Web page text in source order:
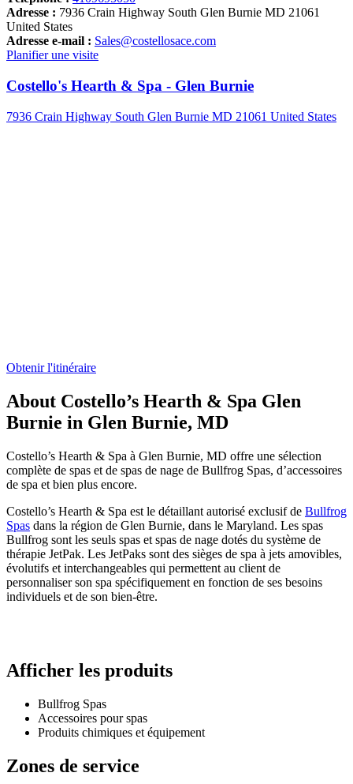
Adresse : 7936 Crain Highway South Glen Burnie MD 21061
United States
Adresse e-mail : Sales@costellosace.com
Planifier une visite
Costello's Hearth & Spa - Glen Burnie
7936 Crain Highway South Glen Burnie MD 21061 United States
Obtenir l'itinéraire
About Costello’s Hearth & Spa Glen
Burnie in Glen Burnie, MD
Costello’s Hearth & Spa à Glen Burnie, MD offre une sélection
complète de spas et de spas de nage de Bullfrog Spas, d’accessoires
de spa et bien plus encore.
Costello’s Hearth & Spa est le détaillant autorisé exclusif de Bullfrog
Spas dans la région de Glen Burnie, dans le Maryland. Les spas
Bullfrog sont les seuls spas et spas de nage dotés du système de
thérapie JetPak. Les JetPaks sont des sièges de spa à jets amovibles,
évolutifs et interchangeables qui permettent au client de
personnaliser son spa spécifiquement en fonction de ses besoins
individuels et de son bien-être.
Afficher les produits
Bullfrog Spas
Accessoires pour spas
Produits chimiques et équipement
Zones de service